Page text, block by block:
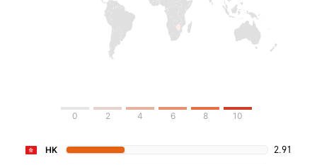
0 2 4 6 8 10
HK 2.91